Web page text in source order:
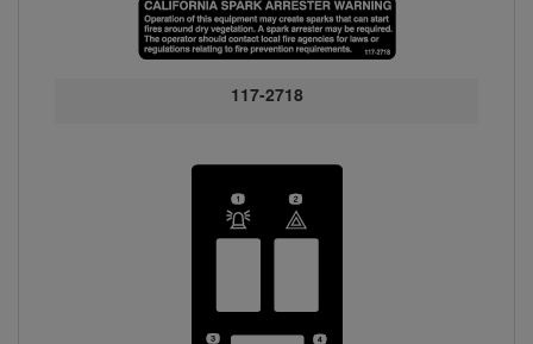
117-2718